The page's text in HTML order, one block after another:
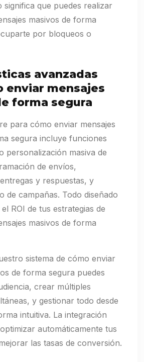
significa que puedes realizar
masivos de forma
por bloqueos o
avanzadas
enviar mensajes
forma segura
para cómo enviar mensajes
segura incluye funciones
personalización masiva de
de envíos,
y respuestas, y
de campañas. Todo diseñado
ROI de tus estrategias de
masivos de forma
sistema de cómo enviar
de forma segura puedes
crear múltiples
y gestionar todo desde
intuitiva. La integración
automáticamente tus
las tasas de conversión.